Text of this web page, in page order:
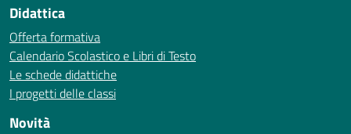
Didattica
Offerta formativa
Calendario Scolastico e Libri di Testo
Le schede didattiche
I progetti delle classi
Novità